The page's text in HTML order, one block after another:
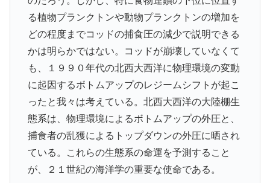
る植物プランクトンや動物プランクトンの増加を
どの程度までコッドの捕食圧の減少で説明できる
かは明らかではない。コッドが崩壊していなくて
も、１９９０年代の北西大西洋に物理環境の変動
に起因するボトムアップのレジームシフトが起こ
ったと我々は考えている。北西大西洋の大陸棚生
態系は、物理環境によるボトムアップの外圧と、
捕食者の乱獲によるトップダウンの外圧に晒され
ている。これらの生態系の命運を予測すること
が、２１世紀の海洋学の重要な使命である。